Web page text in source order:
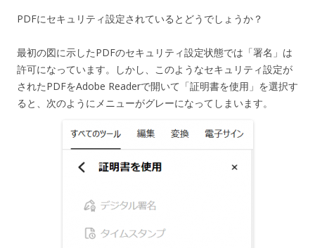
PDFにセキュリティ設定されているとどうでしょうか？
最初の図に示したPDFのセキュリティ設定状態では「署名」は
許可になっています。しかし、このようなセキュリティ設定が
されたPDFをAdobe Readerで開いて「証明書を使用」を選択す
ると、次のようにメニューがグレーになってしまいます。